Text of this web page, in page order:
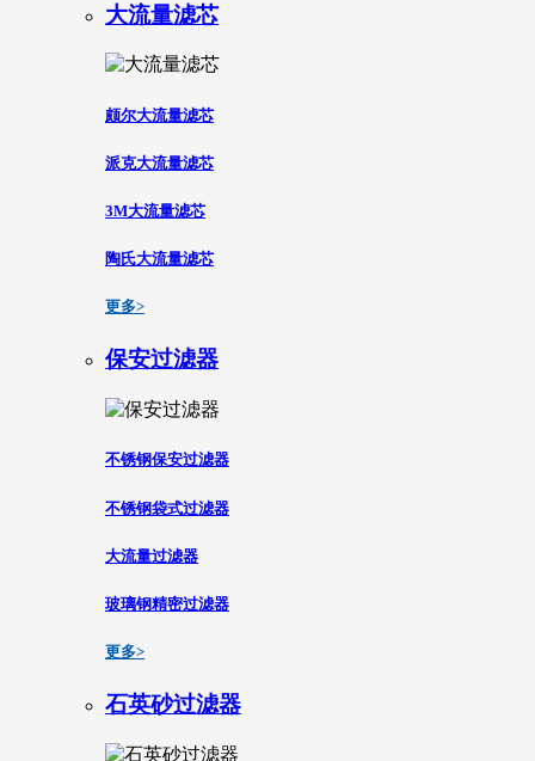
大流量滤芯
颇尔大流量滤芯
派克大流量滤芯
3M大流量滤芯
陶氏大流量滤芯
更多>
保安过滤器
不锈钢保安过滤器
不锈钢袋式过滤器
大流量过滤器
玻璃钢精密过滤器
更多>
石英砂过滤器